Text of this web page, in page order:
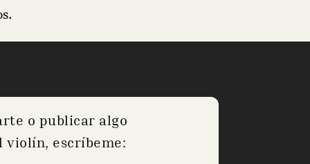
o publicar algo
violín, escríbeme: